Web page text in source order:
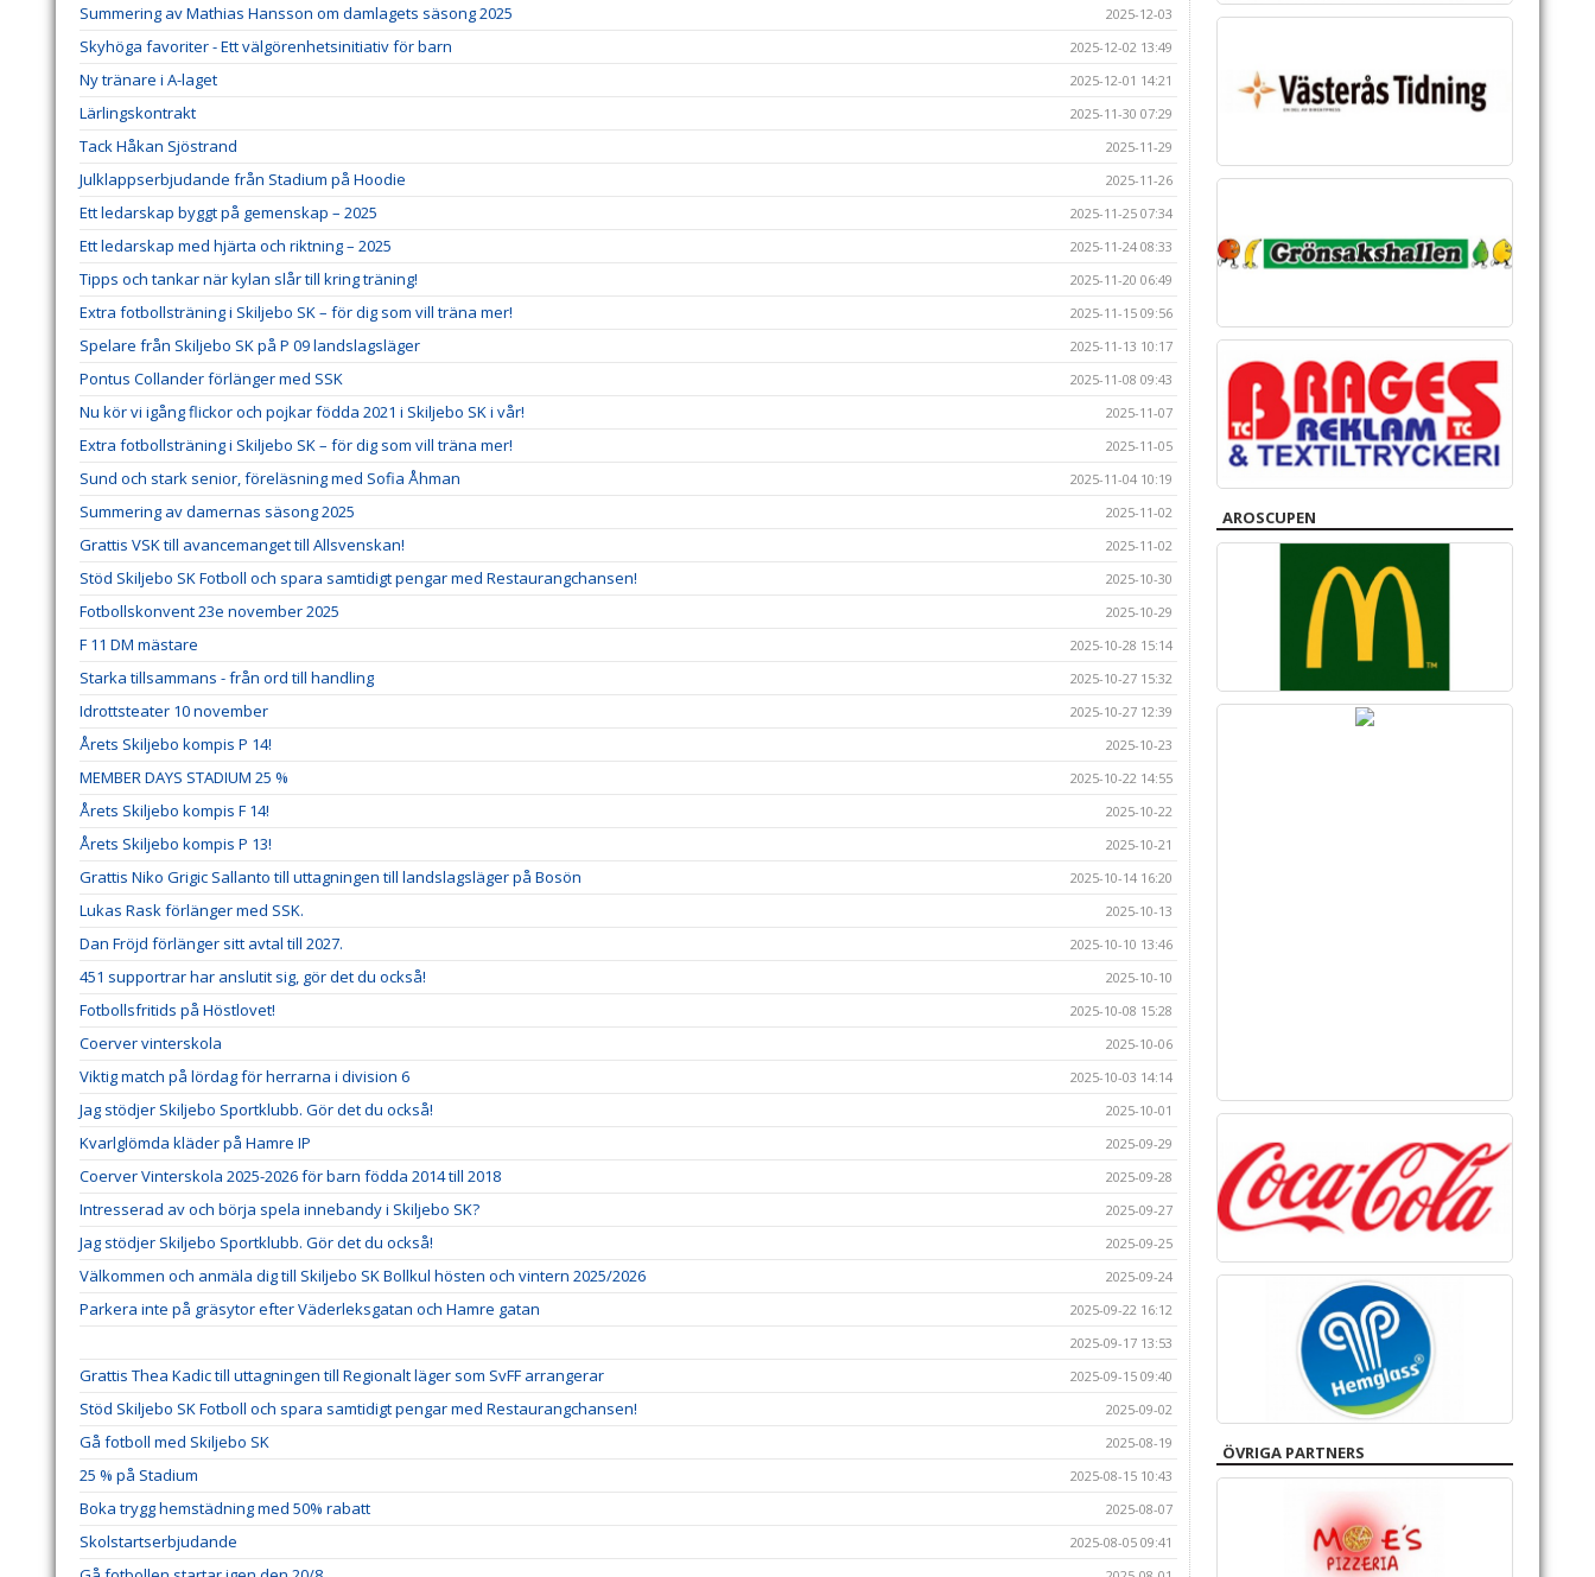
Summering av Mathias Hansson om damlagets säsong 2025 2025-12-03
Skyhöga favoriter - Ett välgörenhetsinitiativ för barn 2025-12-02 13:49
Ny tränare i A-laget 2025-12-01 14:21
Lärlingskontrakt 2025-11-30 07:29
Tack Håkan Sjöstrand 2025-11-29
Julklappserbjudande från Stadium på Hoodie 2025-11-26
Ett ledarskap byggt på gemenskap – 2025 2025-11-25 07:34
Ett ledarskap med hjärta och riktning – 2025 2025-11-24 08:33
Tipps och tankar när kylan slår till kring träning! 2025-11-20 06:49
Extra fotbollsträning i Skiljebo SK – för dig som vill träna mer! 2025-11-15 09:56
Spelare från Skiljebo SK på P 09 landslagsläger 2025-11-13 10:17
Pontus Collander förlänger med SSK 2025-11-08 09:43
Nu kör vi igång flickor och pojkar födda 2021 i Skiljebo SK i vår! 2025-11-07
Extra fotbollsträning i Skiljebo SK – för dig som vill träna mer! 2025-11-05
Sund och stark senior, föreläsning med Sofia Åhman 2025-11-04 10:19
Summering av damernas säsong 2025 2025-11-02
Grattis VSK till avancemanget till Allsvenskan! 2025-11-02
Stöd Skiljebo SK Fotboll och spara samtidigt pengar med Restaurangchansen! 2025-10-30
Fotbollskonvent 23e november 2025 2025-10-29
F 11 DM mästare 2025-10-28 15:14
Starka tillsammans - från ord till handling 2025-10-27 15:32
Idrottsteater 10 november 2025-10-27 12:39
Årets Skiljebo kompis P 14! 2025-10-23
MEMBER DAYS STADIUM 25 % 2025-10-22 14:55
Årets Skiljebo kompis F 14! 2025-10-22
Årets Skiljebo kompis P 13! 2025-10-21
Grattis Niko Grigic Sallanto till uttagningen till landslagsläger på Bosön 2025-10-14 16:20
Lukas Rask förlänger med SSK. 2025-10-13
Dan Fröjd förlänger sitt avtal till 2027. 2025-10-10 13:46
451 supportrar har anslutit sig, gör det du också! 2025-10-10
Fotbollsfritids på Höstlovet! 2025-10-08 15:28
Coerver vinterskola 2025-10-06
Viktig match på lördag för herrarna i division 6 2025-10-03 14:14
Jag stödjer Skiljebo Sportklubb. Gör det du också! 2025-10-01
Kvarlglömda kläder på Hamre IP 2025-09-29
Coerver Vinterskola 2025-2026 för barn födda 2014 till 2018 2025-09-28
Intresserad av och börja spela innebandy i Skiljebo SK? 2025-09-27
Jag stödjer Skiljebo Sportklubb. Gör det du också! 2025-09-25
Välkommen och anmäla dig till Skiljebo SK Bollkul hösten och vintern 2025/2026 2025-09-24
Parkera inte på gräsytor efter Väderleksgatan och Hamre gatan
2025-09-22 16:12
2025-09-17 13:53
Grattis Thea Kadic till uttagningen till Regionalt läger som SvFF arrangerar 2025-09-15 09:40
Stöd Skiljebo SK Fotboll och spara samtidigt pengar med Restaurangchansen! 2025-09-02
Gå fotboll med Skiljebo SK 2025-08-19
25 % på Stadium 2025-08-15 10:43
Boka trygg hemstädning med 50% rabatt 2025-08-07
Skolstartserbjudande 2025-08-05 09:41
AROSCUPEN
ÖVRIGA PARTNERS